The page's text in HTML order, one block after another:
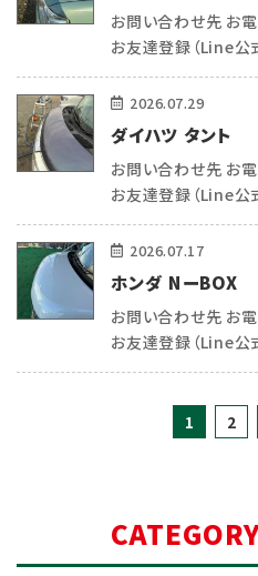
お問い合わせ先 お
お友達登録（Line公
（＾＾） こんにちは
している トータルリ
です^_ […]
2026.07.29
ダイハツ タント
お問い合わせ先 お
お友達登録（Line公
（＾＾） こんにちは
している トータルリ
です^_ […]
2026.07.17
ホンダ NーBOX
お問い合わせ先 お
お友達登録（Line公
（＾＾） こんにちは
です^_ […]1 2